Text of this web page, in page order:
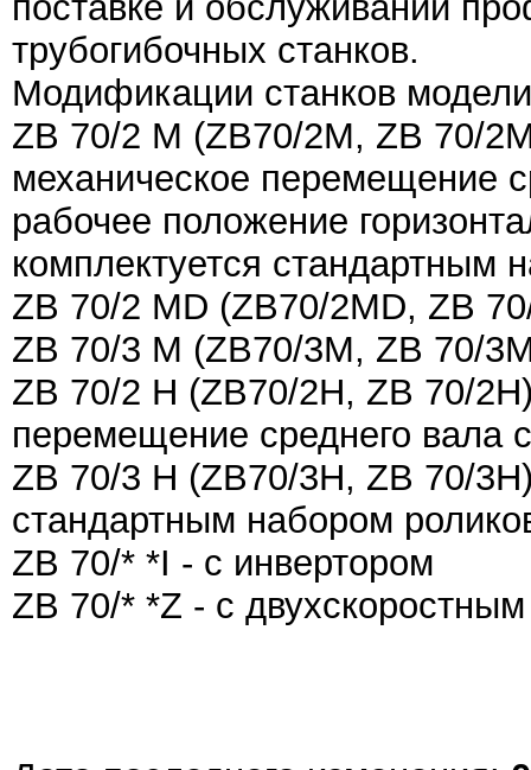
трубогибочных станков.
Модификации станков
ZB 70/2 М (ZB70/2M, ZB 70/
механическое перемещение
рабочее положение
комплектуется стандартным
ZB 70/2 MD (ZB70/2MD, ZB
ZB 70/3 М (ZB70/3M, ZB 70/
ZB 70/2 H (ZB70/2H, ZB 70/
перемещение среднего
ZB 70/3 H (ZB70/3H, ZB 70/
стандартным набором
ZB 70/* *I - c инвертором
ZB 70/* *Z - c